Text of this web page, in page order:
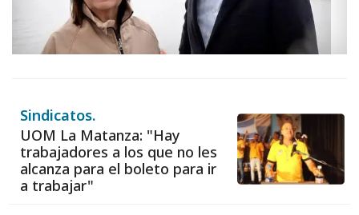
Sindicatos.
UOM La Matanza: "Hay
trabajadores a los que no les
alcanza para el boleto para ir
a trabajar"